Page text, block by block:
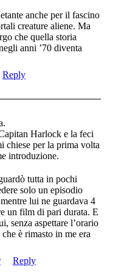
anche per il fascino
creature aliene. Ma
che quella storia
anni ’70 diventa
Reply
Harlock e la feci
chiese per la prima volta
introduzione.
tutta in pochi
solo un episodio
lui ne guardava 4
un film di pari durata. E
senza aspettare l’orario
è rimasto in me era
Reply